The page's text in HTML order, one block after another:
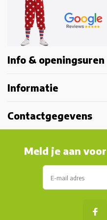
Info & openingsuren
Informatie
Contactgegevens
Meld je aan